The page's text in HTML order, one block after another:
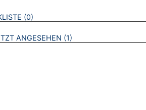
AUF VERMERKTE- ODER
0
ANGESEHEN 1